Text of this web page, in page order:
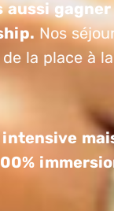
aussi
Nos
la place à